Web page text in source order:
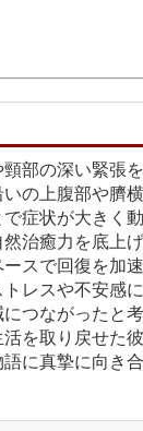
部の深い緊張
の上腹部や臍
症状が大きく
治癒力を底上
スで回復を加
レスや不安感
つながったと
を取り戻せた
に真摯に向き